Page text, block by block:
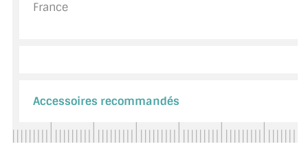
MON PANIER
NOUS TROUVER - BUC 78
NOUS CONTACTER
France
Accessoires recommandés